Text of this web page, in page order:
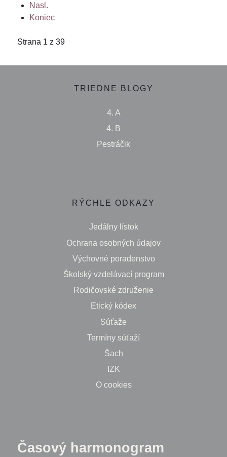
Nasl.
Koniec
Strana 1 z 39
TRIEDNE BLOGY
4. A
4. B
Pestráčik
RÝCHLE ODKAZY
Jedálny lístok
Ochrana osobných údajov
Výchovné poradenstvo
Školský vzdelávací program
Rodičovské združenie
Etický kódex
Súťaže
Termíny súťaží
Šach
IZK
O cookies
Časový harmonogram